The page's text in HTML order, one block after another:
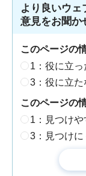
より良いウェ
意見をお聞か
このページの
1：役に立っ
3：役に立た
このページの
1：見つけや
3：見つけに